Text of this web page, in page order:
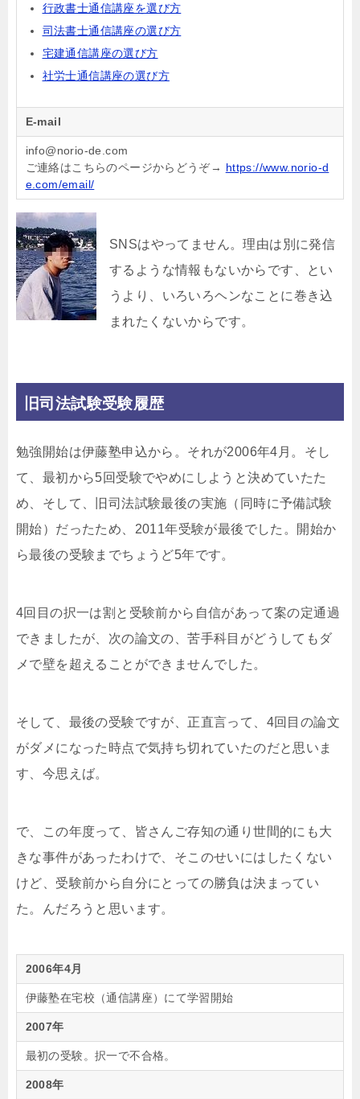
行政書士通信講座を選び方
司法書士通信講座の選び方
宅建通信講座の選び方
社労士通信講座の選び方
E-mail
info@norio-de.com
ご連絡はこちらのページからどうぞ→ https://www.norio-d
e.com/email/
SNSはやってません。理由は別に発信
するような情報もないからです、とい
うより、いろいろヘンなことに巻き込
まれたくないからです。
旧司法試験受験履歴
勉強開始は伊藤塾申込から。それが2006年4月。そし
て、最初から5回受験でやめにしようと決めていたた
め、そして、旧司法試験最後の実施（同時に予備試験
開始）だったため、2011年受験が最後でした。開始か
ら最後の受験までちょうど5年です。
4回目の択一は割と受験前から自信があって案の定通過
できましたが、次の論文の、苦手科目がどうしてもダ
メで壁を超えることができませんでした。
そして、最後の受験ですが、正直言って、4回目の論文
がダメになった時点で気持ち切れていたのだと思いま
す、今思えば。
で、この年度って、皆さんご存知の通り世間的にも大
きな事件があったわけで、そこのせいにはしたくない
けど、受験前から自分にとっての勝負は決まってい
た。んだろうと思います。
2006年4月
伊藤塾在宅校（通信講座）にて学習開始
2007年
最初の受験。択一で不合格。
2008年